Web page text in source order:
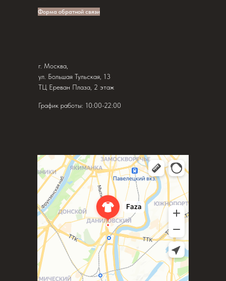
г. Москва,
ул. Большая Тульская, 13
ТЦ Ереван Плаза, 2 этаж
График работы: 10:00-22:00
Форма обратной связи